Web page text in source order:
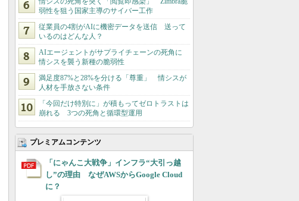
弱性を狙う国家主導のサイバー工作
従業員の4割がAIに機密データを送信 送って
いるのはどんな人？
AIエージェントがサプライチェーンの死角に
情シスを襲う新種の脆弱性
満足度87%と28%を分ける「尊重」 情シスが
人材を手放さない条件
「今回だけ特別に」が積もってゼロトラストは
崩れる 3つの死角と循環型運用
プレミアムコンテンツ
「にゃんこ大戦争」インフラ“大引っ越
し”の理由 なぜAWSからGoogle Cloud
に？